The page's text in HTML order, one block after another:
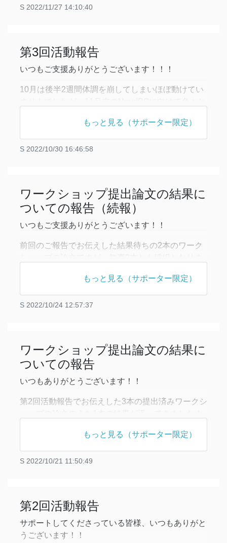
最新の研究や成果を発表する場になっています！
S 2022/11/27 14:10:40
第3回活動報告
いつもご支援ありがとうございます！！！
10月は後半2週間体調を崩してしまいほぼ動けてい
くつか報告させていただきます！
————【Podcastはじめました！】————
もっと見る（サポーター限定）
S 2022/10/30 16:46:58
ワークショップ提出論文の結果に
ついての報告（続報）
いつもご支援ありがとうございます！！
前回のご報告でお伝えした結果待ちの2本のワーク
Research Collaborations in MLというワークショッ
もっと見る（サポーター限定）
S 2022/10/24 12:57:37
ワークショップ提出論文の結果に
ついての報告
いつもありがとうございます！！
第2回活動報告でお伝えした3本の提出済みワークシ
たものだったのでとりあえず通ってよかったで
す！！！
もっと見る（サポーター限定）
S 2022/10/21 11:50:49
第2回活動報告
サポートしてくださっている皆様、いつもありがと
うございます！！